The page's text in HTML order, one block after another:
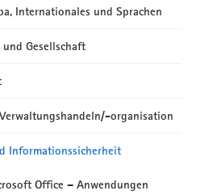
Internationales und Sprachen
Gesellschaft
organisation
Informationssicherheit
Office – Anwendungen